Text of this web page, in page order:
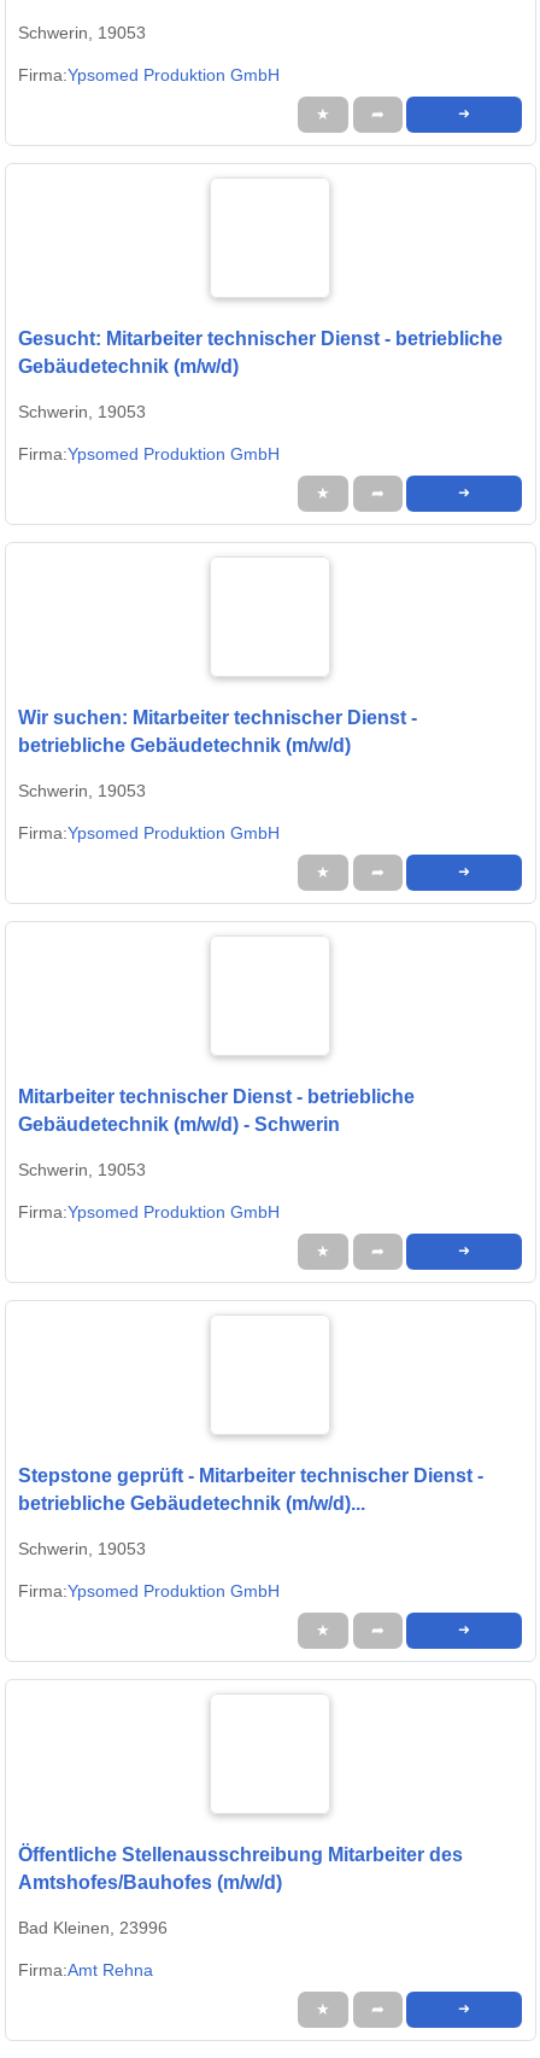
Schwerin, 19053
Firma:Ypsomed Produktion GmbH
★ ➦ ➜
Gesucht: Mitarbeiter technischer Dienst - betriebliche
Gebäudetechnik (m/w/d)
Schwerin, 19053
Firma:Ypsomed Produktion GmbH
★ ➦ ➜
Wir suchen: Mitarbeiter technischer Dienst -
betriebliche Gebäudetechnik (m/w/d)
Schwerin, 19053
Firma:Ypsomed Produktion GmbH
★ ➦ ➜
Mitarbeiter technischer Dienst - betriebliche
Gebäudetechnik (m/w/d) - Schwerin
Schwerin, 19053
Firma:Ypsomed Produktion GmbH
★ ➦ ➜
Stepstone geprüft - Mitarbeiter technischer Dienst -
betriebliche Gebäudetechnik (m/w/d)...
Schwerin, 19053
Firma:Ypsomed Produktion GmbH
★ ➦ ➜
Öffentliche Stellenausschreibung Mitarbeiter des
Amtshofes/Bauhofes (m/w/d)
Bad Kleinen, 23996
Firma:Amt Rehna
★ ➦ ➜